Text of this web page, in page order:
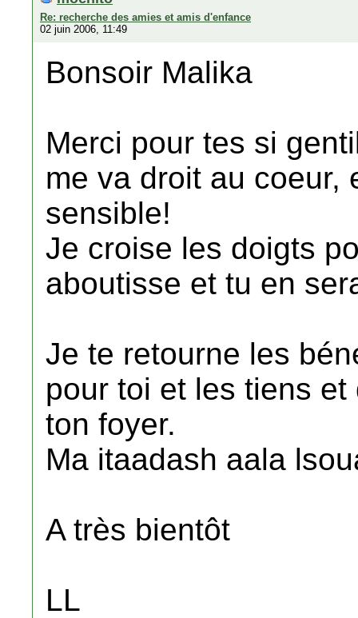
Re: recherche des amies et amis d'enfance
02 juin 2006, 11:49
Bonsoir Malika
Merci pour tes si
me va droit au coeur,
sensible!
Je croise les doigts
aboutisse et tu en
Je te retourne les
pour toi et les tiens
ton foyer.
Ma itaadash aala
A très bientôt
LL